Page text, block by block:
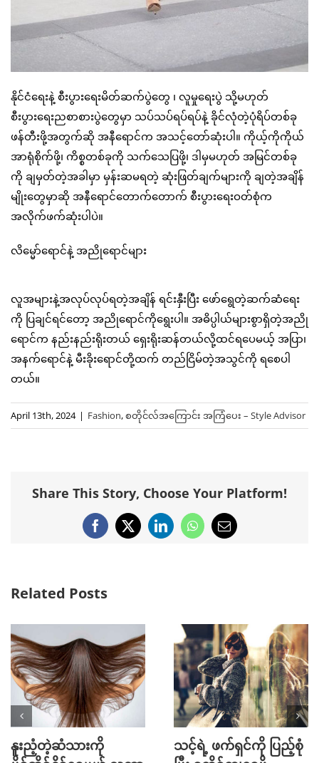
နိုင်ငံရေးနဲ့ စီးပွားရေးမိတ်ဆက်ပွဲတွေ ၊ လူမှုရေးပွဲ သို့မဟုတ်
စီးပွားရေးညစာစားပွဲတွေမှာ သပ်သပ်ရပ်ရပ်နဲ့ ခိုင်လုံတဲ့ပုံရိပ်တစ်ခု
ဖန်တီးဖို့အတွက်ဆို အနီရောင်က အသင့်တော်ဆုံးပါ။ ကိုယ့်ကိုကိုယ်
အာရုံစိုက်ဖို့၊ ကိစ္စတစ်ခုကို သက်သေပြဖို့၊ ဒါမှမဟုတ် အမြင်တစ်ခု
ကို ချမှတ်တဲ့အခါမှာ မှန်းဆမရတဲ့ ဆုံးဖြတ်ချက်များကို ချတဲ့အချိန်
မျိုးတွေမှာဆို အနီရောင်တောက်တောက် စီးပွားရေးဝတ်စုံက
အလိုက်ဖက်ဆုံးပါပဲ။
လိမ္မော်ရောင်နဲ့ အညိုရောင်များ
လူအများနဲ့အလုပ်လုပ်ရတဲ့အချိန် ရင်းနှီးပြီး ဖော်ရွေတဲ့ဆက်ဆံရေး
ကို ပြချင်ရင်တော့ အညိုရောင်ကိုရွေးပါ။ အဓိပ္ပါယ်များစွာရှိတဲ့အညို
ရောင်က နည်းနည်းရိုးတယ် ရှေးရိုးဆန်တယ်လို့ထင်ရပေမယ့် အပြာ၊
အနက်ရောင်နဲ့ မီးခိုးရောင်တို့ထက် တည်ငြိမ်တဲ့အသွင်ကို ရစေပါ
တယ်။
April 13th, 2024 | Fashion,စတိုင်လ်အကြောင်း အကြံပေး – Style Advisor
Share This Story, Choose Your Platform!
Facebook
X LinkedInWhatsApp
Email
Related Posts
နူးညံ့တဲ့ဆံသားကို
သင့်ရဲ့ ဖက်ရှင်ကို ပြည့်စုံ